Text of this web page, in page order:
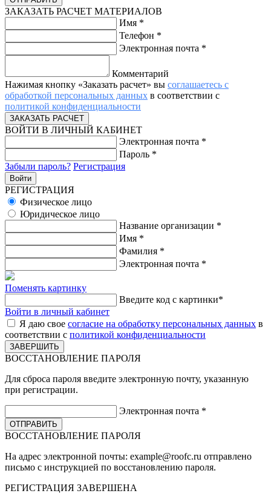
ЗАКАЗАТЬ РАСЧЕТ МАТЕРИАЛОВ
Имя *
Телефон *
Электронная почта *
Комментарий
Нажимая кнопку «Заказать расчет» вы соглашаетесь с
обработкой персональных данных в соответствии с
политикой конфиденциальности
ВОЙТИ В ЛИЧНЫЙ КАБИНЕТ
Электронная почта *
Пароль *
Забыли пароль? Регистрация
РЕГИСТРАЦИЯ
Физическое лицо
Юридическое лицо
Название организации *
Имя *
Фамилия *
Электронная почта *
Поменять картинку
Введите код с картинки*
Войти в личный кабинет
Я даю свое согласие на обработку персональных данных в
соответствии с политикой конфиденциальности
ВОССТАНОВЛЕНИЕ ПАРОЛЯ
Для сброса пароля введите электронную почту, указанную
при регистрации.
Электронная почта *
ВОССТАНОВЛЕНИЕ ПАРОЛЯ
На адрес электронной почты: example@roofc.ru отправлено
письмо с инструкцией по восстановлению пароля.
РЕГИСТРАЦИЯ ЗАВЕРШЕНА